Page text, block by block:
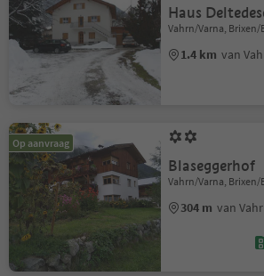
Haus
Vahrn/Varna,
1.4 km van
Op aanvraag
Blaseggerhof
Vahrn/Varna,
304 m van